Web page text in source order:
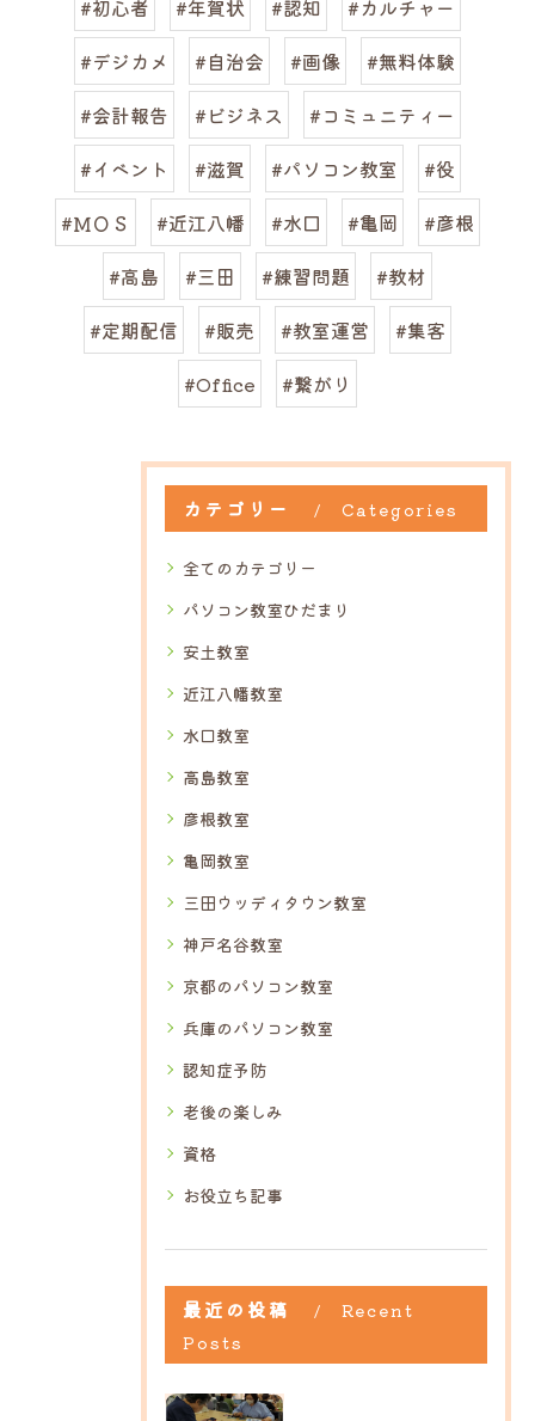
#初心者 #年賀状 #認知
#カルチャー
#デジカメ
#自治会 #画像
#無料体験
#会計報告
#ビジネス
#コミュニティー
#イベント
#滋賀 #パソコン教室
#役
#ＭＯＳ
#近江八幡 #水口 #亀岡
#彦根
#高島
#三田 #練習問題
#教材
#定期配信
#販売 #教室運営
#集客
#Office
#繋がり
カテゴリー Categories
全てのカテゴリー
パソコン教室ひだまり
安土教室
近江八幡教室
水口教室
高島教室
彦根教室
亀岡教室
三田ウッディタウン教室
神戸名谷教室
京都のパソコン教室
兵庫のパソコン教室
認知症予防
老後の楽しみ
資格
お役立ち記事
最近の投稿
Recent
Posts